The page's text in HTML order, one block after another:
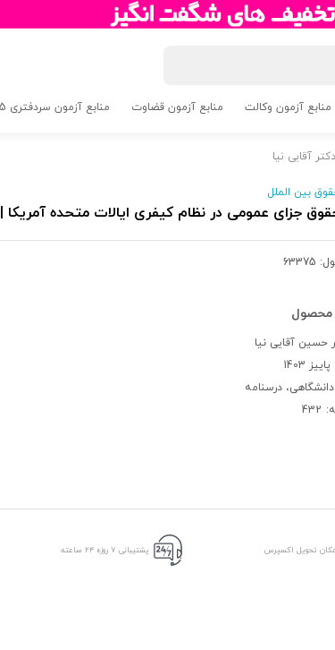
منابع آزمون وکالت منابع آزمون قضاوت منابع آزمون سردفتری 1405
آقایی نیا
بین الملل
جزای عمومی در نظام کیفری ایالات متحده آمریکا |
63375
حسین آقایی نیا
پاییز 1403
دانشگاهی، درسنامه
432
تحویل اکسپرس پشتیبانی ۷ روزه ۲۴ ساعته